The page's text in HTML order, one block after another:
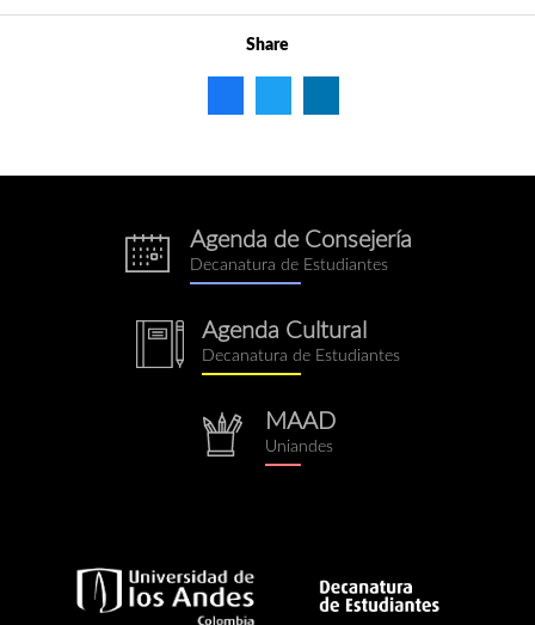
Share
eventos.png
Agenda de Consejería
Decanatura de Estudiantes
notebook.png
Agenda Cultural
Decanatura de Estudiantes
repositorio.png
MAAD
Uniandes